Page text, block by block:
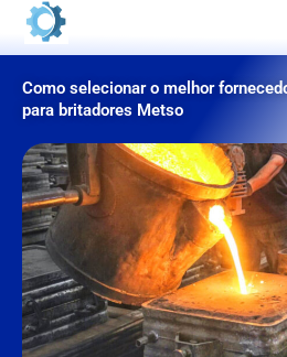
Pular
para
conteúdo
Como selecionar o melhor
para britadores Metso